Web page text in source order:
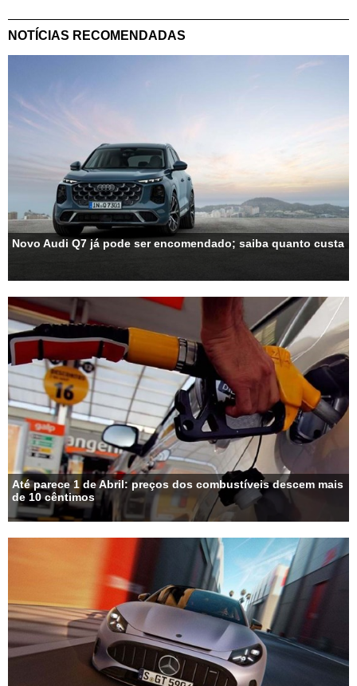
NOTÍCIAS RECOMENDADAS
Novo Audi Q7 já pode ser encomendado; saiba quanto custa
Até parece 1 de Abril: preços dos combustíveis descem mais
de 10 cêntimos